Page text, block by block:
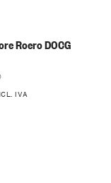
Roero DOCG
IVA